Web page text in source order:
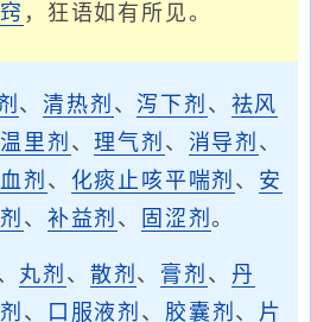
，狂语如有所见。
、清热剂 、 泻下剂 、 祛风
温里剂 、理气剂 、 消导剂 、
剂 、 化痰止咳平喘剂 、 安
、 补益剂 、 固涩剂。
丸剂 、 散剂 、 膏剂 、 丹
、 口服液剂 、 胶囊剂 、 片